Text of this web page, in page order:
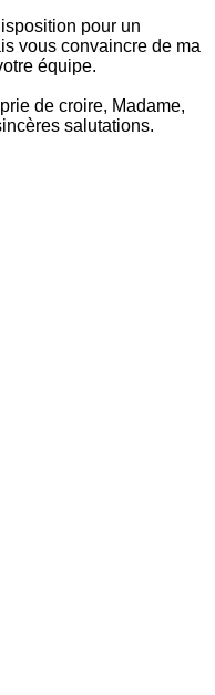
pour un
vous convaincre de ma
équipe.
de croire, Madame,
salutations.